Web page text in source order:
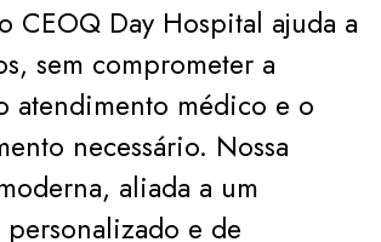
CEOQ Day Hospital ajuda a
sem comprometer a
atendimento médico e o
necessário. Nossa
aliada a um
e de